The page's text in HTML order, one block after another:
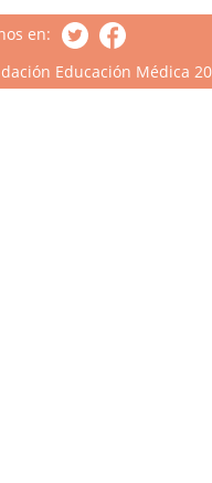
en:
Educación Médica